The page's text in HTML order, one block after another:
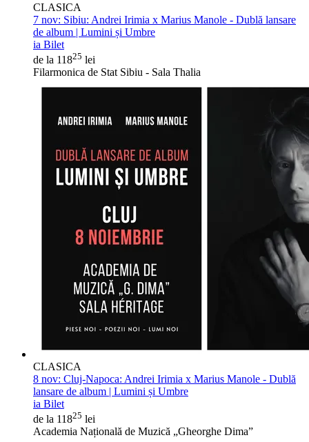
CLASICA
7 nov: Sibiu: Andrei Irimia x Marius Manole - Dublă lansare
de album | Lumini și Umbre
ia Bilet
de la 11825 lei
Filarmonica de Stat Sibiu - Sala Thalia
CLASICA
8 nov: Cluj-Napoca: Andrei Irimia x Marius Manole - Dublă
lansare de album | Lumini și Umbre
ia Bilet
de la 11825 lei
Academia Națională de Muzică „Gheorghe Dima”